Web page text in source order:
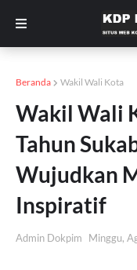
Beranda Wakil Wali Kota
Wakil Wali
Tahun
Wujudkan
Inspiratif
Admin Dokpim Minggu,